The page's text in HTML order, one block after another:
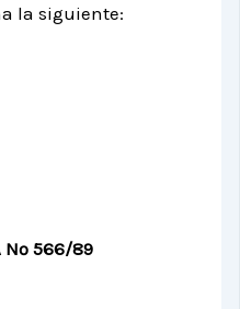
la siguiente:
Nº 566/89